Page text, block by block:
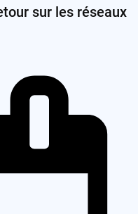
sur les réseaux